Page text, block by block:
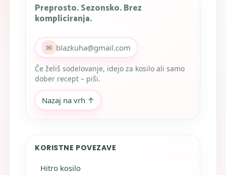
Preprosto. Sezonsko. Brez
kompliciranja.
✉ blazkuha@gmail.com
Če želiš sodelovanje, idejo za kosilo ali samo
dober recept – piši.
Nazaj na vrh ↑
KORISTNE POVEZAVE
Hitro kosilo